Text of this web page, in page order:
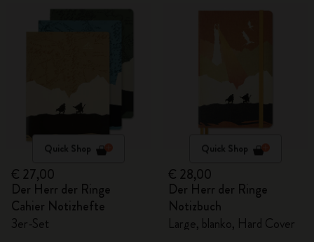
Quick Shop
€ 27,00
Der Herr der Ringe
Cahier Notizhefte
3er-Set
Quick Shop
€ 28,00
Der Herr der Ringe
Notizbuch
Large, blanko, Hard Cover